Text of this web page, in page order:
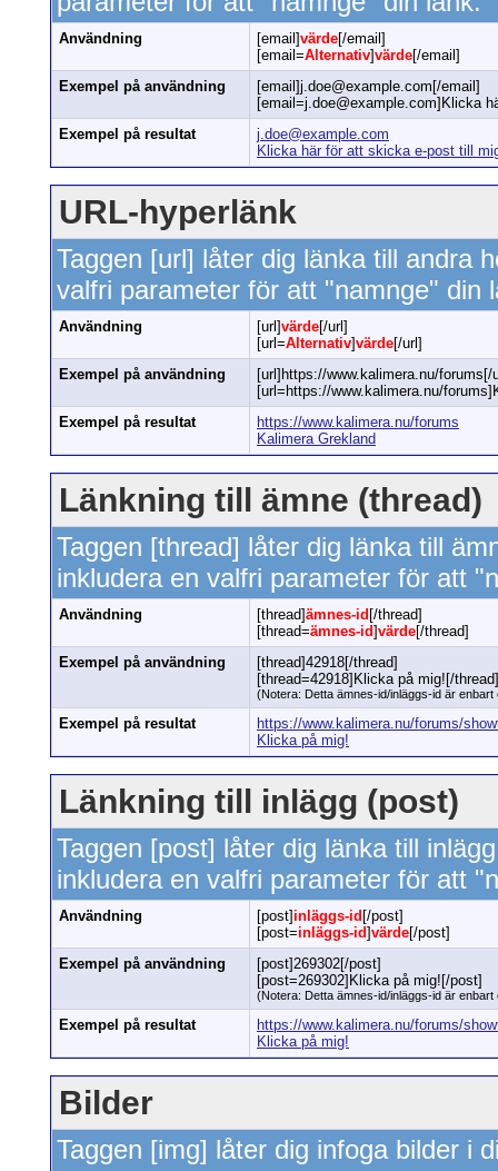
Användning [email]värde[/email]
[email=Alternativ]värde[/email]
Exempel på användning
[email]j.doe@example.com[/email]
[email=j.doe@example.com]Klicka
Exempel på resultat
j.doe@example.com
Klicka här för att skicka e-post till
URL-hyperlänk
Taggen [url] låter dig länka till andra
valfri parameter för att "namnge" din
Användning [url]värde[/url]
[url=Alternativ]värde[/url]
Exempel på användning
[url]https://www.kalimera.nu/forums[/
[url=https://www.kalimera.nu/
Exempel på resultat
https://www.kalimera.nu/forums
Kalimera Grekland
Länkning till ämne (thread)
Taggen [thread] låter dig länka till
inkludera en valfri parameter för att
Användning [thread]ämnes-id [/thread]
[thread=ämnes-id]värde[/thread]
Exempel på användning
[thread]42918[/thread]
[thread=42918]Klicka på mig![/thread]
(Notera: Detta ämnes-id/inläggs-id är
Exempel på resultat
https://www.kalimera.nu/forums/
Klicka på mig!
Länkning till inlägg (post)
Taggen [post] låter dig länka till
inkludera en valfri parameter för att
Användning [post]inläggs-id [/post]
[post=inläggs-id]värde[/post]
Exempel på användning
[post]269302[/post]
[post=269302]Klicka på mig![/post]
(Notera: Detta ämnes-id/inläggs-id är
Exempel på resultat
https://www.kalimera.nu/forums/
Klicka på mig!
Bilder
Taggen [img] låter dig infoga bilder i